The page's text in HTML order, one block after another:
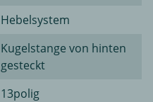
Hebelsystem
Kugelstange von hinten
gesteckt
13polig